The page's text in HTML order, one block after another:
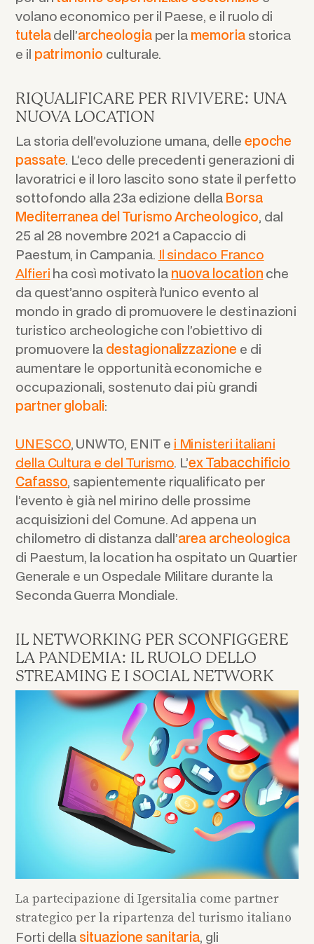
volano economico per il Paese, e il ruolo di
tuteladell’archeologia per la memoria storica
e il patrimonio culturale.
RIQUALIFICARE PER RIVIVERE: UNA
NUOVA LOCATION
La storia dell’evoluzione umana, delle epoche
passate. L’eco delle precedenti generazioni di
lavoratrici e il loro lascito sono state il perfetto
sottofondo alla 23a edizione della Borsa
Mediterranea del Turismo Archeologico, dal
25 al 28 novembre 2021 a Capaccio di
Paestum, in Campania. Il sindaco Franco
Alfieri ha così motivato la nuova location che
da quest’anno ospiterà l’unico evento al
mondo in grado di promuovere le destinazioni
turistico archeologiche con l’obiettivo di
promuovere la destagionalizzazione e di
aumentare le opportunità economiche e
occupazionali, sostenuto dai più grandi
partner globali:
UNESCO, UNWTO, ENIT e i Ministeri italiani
della Cultura e del Turismo. L’ex Tabacchificio
Cafasso, sapientemente riqualificato per
l’evento è già nel mirino delle prossime
acquisizioni del Comune. Ad appena un
chilometro di distanza dall’area archeologica
di Paestum, la location ha ospitato un Quartier
Generale e un Ospedale Militare durante la
Seconda Guerra Mondiale.
IL NETWORKING PER SCONFIGGERE
LA PANDEMIA: IL RUOLO DELLO
STREAMING E I SOCIAL NETWORK
La partecipazione di Igersitalia come partner
strategico per la ripartenza del turismo italiano
Forti della situazione sanitaria, gli